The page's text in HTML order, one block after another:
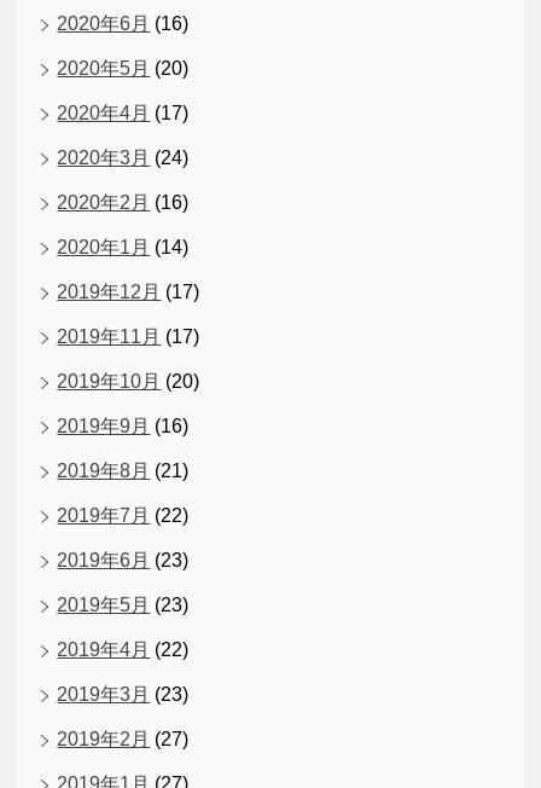
2020年6月 (16)
2020年5月 (20)
2020年4月 (17)
2020年3月 (24)
2020年2月 (16)
2020年1月 (14)
2019年12月 (17)
2019年11月 (17)
2019年10月 (20)
2019年9月 (16)
2019年8月 (21)
2019年7月 (22)
2019年6月 (23)
2019年5月 (23)
2019年4月 (22)
2019年3月 (23)
2019年2月 (27)